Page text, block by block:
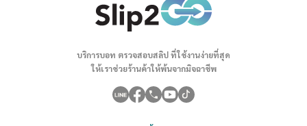
บริการบอท ตรวจสอบสลิป ที่ใช้งานง่ายที่สุด
ให้เราช่วยร้านค้าให้พ้นจากมิจฉาชีพ